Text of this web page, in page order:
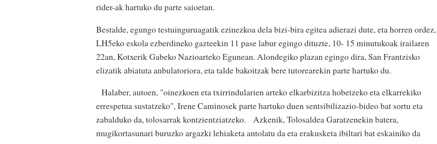
rider-ak hartuko du parte saioetan.
Bestalde, egungo testuinguruagatik ezinezkoa dela bizi-bira egitea adierazi dute, eta horren ordez,
LH5eko eskola ezberdineko gazteekin 11 pase labur egingo dituzte, 10- 15 minutukoak irailaren
22an, Kotxerik Gabeko Nazioarteko Egunean. Alondegiko plazan egingo dira, San Frantzisko
elizatik abiatuta anbulatoriora, eta talde bakoitzak bere tutorearekin parte hartuko du.
Halaber, autoen, "oinezkoen eta txirrindularien arteko elkarbizitza hobetzeko eta elkarrekiko
errespetua sustatzeko", Irene Caminosek parte hartuko duen sentsibilizazio-bideo bat sortu eta
zabalduko da, tolosarrak kontzientziatzeko. Azkenik, Tolosaldea Garatzenekin batera,
mugikortasunari buruzko argazki lehiaketa antolatu da eta erakusketa ibiltari bat eskainiko da